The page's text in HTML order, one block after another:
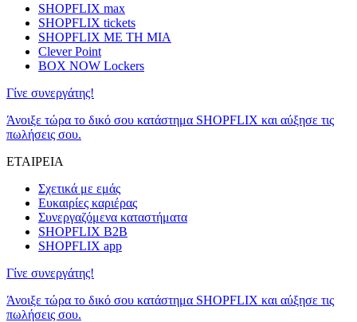
SHOPFLIX max
SHOPFLIX tickets
SHOPFLIX ΜΕ ΤΗ ΜΙΑ
Clever Point
BOX NOW Lockers
Γίνε συνεργάτης!
Άνοιξε τώρα το δικό σου κατάστημα SHOPFLIX και αύξησε τις
πωλήσεις σου.
ΕΤΑΙΡΕΙΑ
Σχετικά με εμάς
Ευκαιρίες καριέρας
Συνεργαζόμενα καταστήματα
SHOPFLIX B2B
SHOPFLIX app
Γίνε συνεργάτης!
Άνοιξε τώρα το δικό σου κατάστημα SHOPFLIX και αύξησε τις
πωλήσεις σου.